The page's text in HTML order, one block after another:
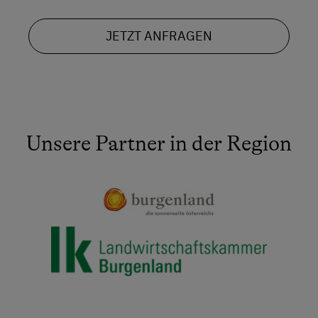
JETZT ANFRAGEN
Unsere Partner in der Region